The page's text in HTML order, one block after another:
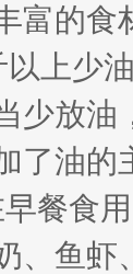
富的食
上少
少放油
了油的
餐食用
、鱼虾